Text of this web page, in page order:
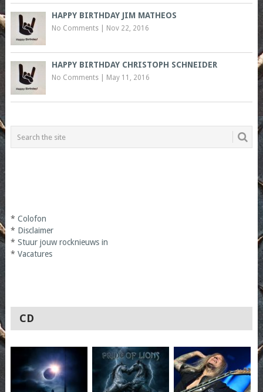
HAPPY BIRTHDAY JIM MATHEOS
No Comments| Nov 22, 2016
HAPPY BIRTHDAY CHRISTOPH SCHNEIDER
No Comments| May 11, 2016
* Colofon
* Disclaimer
* Stuur jouw rocknieuws in
* Vacatures
CD